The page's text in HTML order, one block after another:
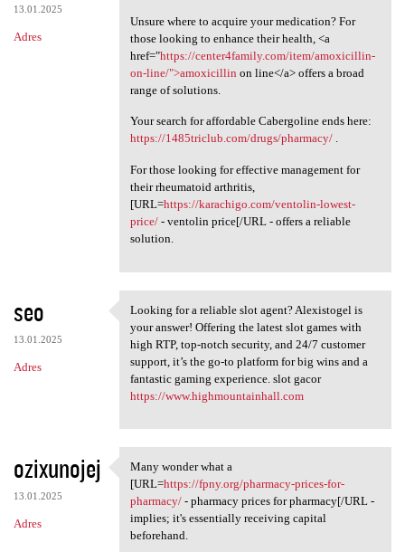
13.01.2025
Adres
Unsure where to acquire your medication? For
those looking to enhance their health, <a
href="https://center4family.com/item/amoxicillin-
on-line/">amoxicillin on line</a> offers a broad
range of solutions.
Your search for affordable Cabergoline ends here:
https://1485triclub.com/drugs/pharmacy/.
For those looking for effective management for
their rheumatoid arthritis,
[URL=https://karachigo.com/ventolin-lowest-
price/- ventolin price[/URL - offers a reliable
solution.
seo
13.01.2025
Adres
Looking for a reliable slot
Looking for a reliable slot agent? Alexistogel is
your answer! Offering the latest slot games with
high RTP, top-notch security, and 24/7 customer
support, it’s the go-to platform for big wins and a
fantastic gaming experience. slot gacor
https://www.highmountainhall.com
ozixunojej
13.01.2025
Adres
Many wonder what a [URL=https
Many wonder what a
[URL=https://fpny.org/pharmacy-prices-for-
pharmacy/- pharmacy prices for pharmacy[/URL -
implies; it's essentially receiving capital
beforehand.